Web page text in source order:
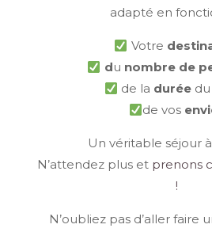
adapté en
Votre
du nombre de
de la durée
de vos
Un véritable séjour
N’attendez plus et prenons
!
N’oubliez pas d’aller faire